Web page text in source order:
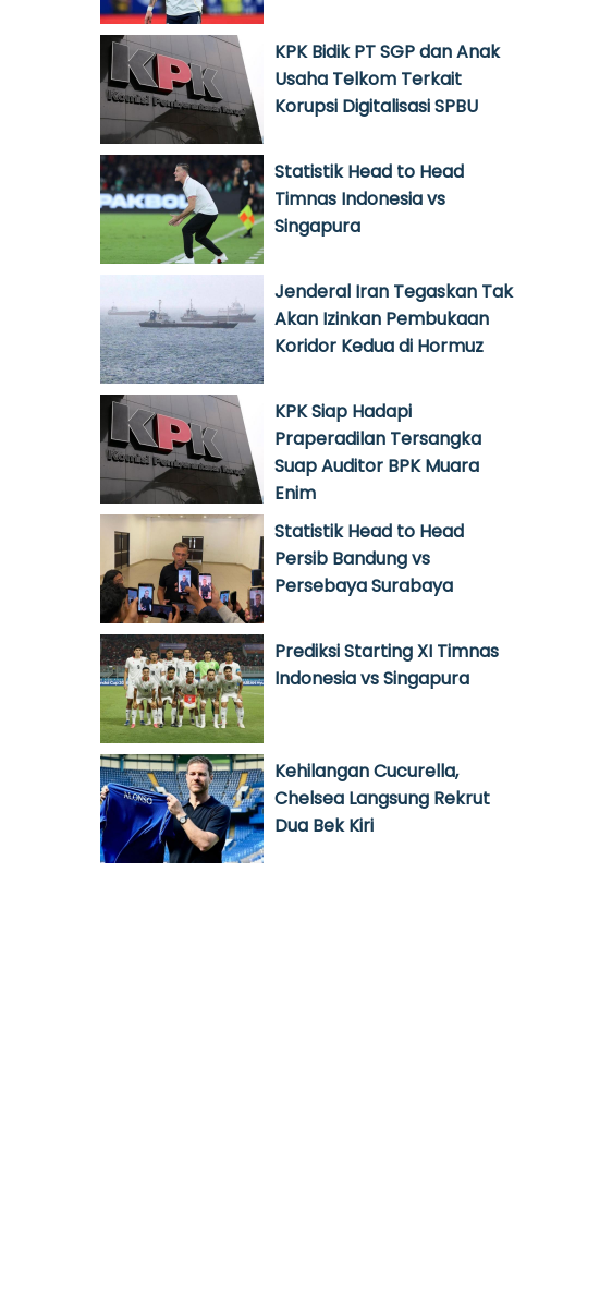
KPK Bidik PT SGP dan Anak
Usaha Telkom Terkait
Korupsi Digitalisasi SPBU
Statistik Head to Head
Timnas Indonesia vs
Singapura
Jenderal Iran Tegaskan Tak
Akan Izinkan Pembukaan
Koridor Kedua di Hormuz
KPK Siap Hadapi
Praperadilan Tersangka
Suap Auditor BPK Muara
Enim
Statistik Head to Head
Persib Bandung vs
Persebaya Surabaya
Prediksi Starting XI Timnas
Indonesia vs Singapura
Kehilangan Cucurella,
Chelsea Langsung Rekrut
Dua Bek Kiri